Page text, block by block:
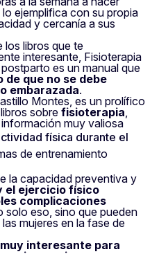
ejemplifica con su propia
y cercanía a sus
los libros que te
interesante, Fisioterapia
es un manual que
de que no se debe
embarazada.
Montes, es un prolífico
sobre fisioterapia,
muy valiosa
física durante el
de entrenamiento
la capacidad preventiva y
el ejercicio físico
complicaciones
solo eso, sino que pueden
mujeres en la fase de
muy interesante para